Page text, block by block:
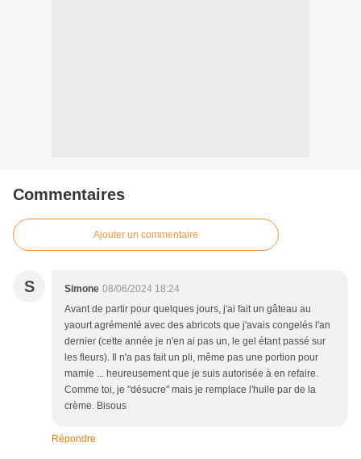
Commentaires
Ajouter un commentaire
S Simone 08/06/2024 18:24
Avant de partir pour quelques jours, j'ai fait un gâteau au
yaourt agrémenté avec des abricots que j'avais congelés l'an
dernier (cette année je n'en ai pas un, le gel étant passé sur
les fleurs). Il n'a pas fait un pli, même pas une portion pour
mamie ... heureusement que je suis autorisée à en refaire.
Comme toi, je "désucre" mais je remplace l'huile par de la
crème. Bisous
Répondre